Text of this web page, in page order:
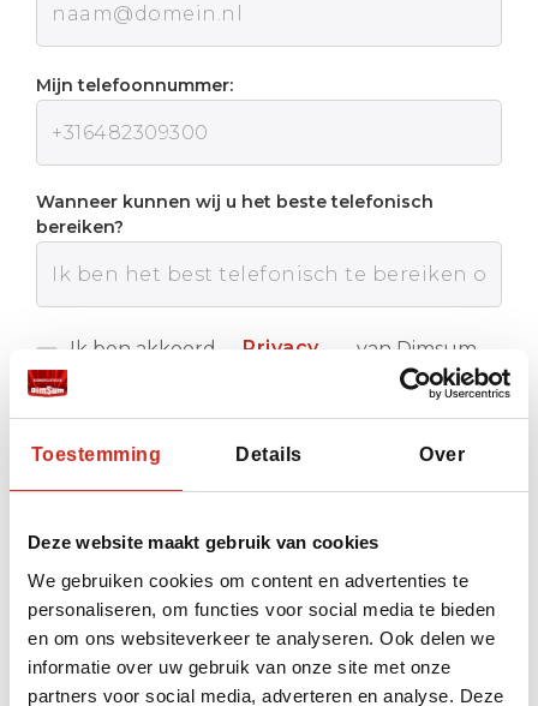
Toestemming Details Over
Deze website maakt gebruik van cookies
We gebruiken cookies om content en advertenties te
personaliseren, om functies voor social media te bieden
en om ons websiteverkeer te analyseren. Ook delen we
informatie over uw gebruik van onze site met onze
partners voor social media, adverteren en analyse. Deze
Mijn telefoonnummer:
Wanneer kunnen wij u het beste telefonisch
bereiken?
Ik ben akkoord
Privacy
van Dimsum
Reizen
Verstuur